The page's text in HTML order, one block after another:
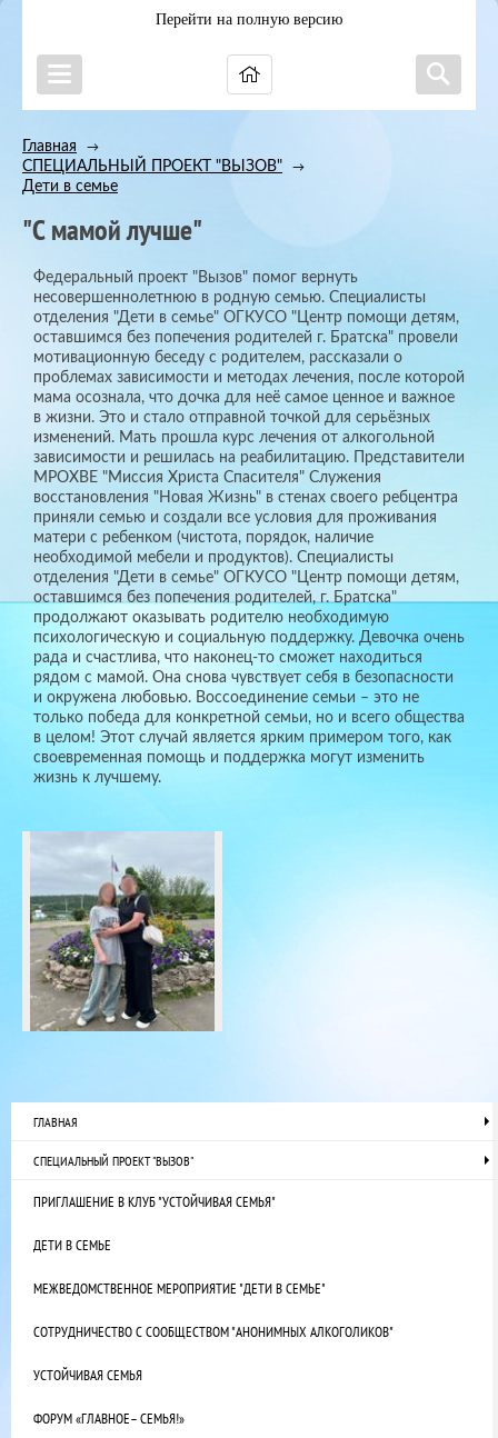
Перейти на полную версию
Главная →
СПЕЦИАЛЬНЫЙ ПРОЕКТ "ВЫЗОВ" →
Дети в семье
"С мамой лучше"
Федеральный проект "Вызов" помог вернуть
несовершеннолетнюю в родную семью. Специалисты
отделения "Дети в семье" ОГКУСО "Центр помощи детям,
оставшимся без попечения родителей г. Братска" провели
мотивационную беседу с родителем, рассказали о
проблемах зависимости и методах лечения, после которой
мама осознала, что дочка для неё самое ценное и важное
в жизни. Это и стало отправной точкой для серьёзных
изменений. Мать прошла курс лечения от алкогольной
зависимости и решилась на реабилитацию. Представители
МРОХВЕ "Миссия Христа Спасителя" Служения
восстановления "Новая Жизнь" в стенах своего ребцентра
приняли семью и создали все условия для проживания
матери с ребенком (чистота, порядок, наличие
необходимой мебели и продуктов). Специалисты
отделения "Дети в семье" ОГКУСО "Центр помощи детям,
оставшимся без попечения родителей, г. Братска"
продолжают оказывать родителю необходимую
психологическую и социальную поддержку. Девочка очень
рада и счастлива, что наконец-то сможет находиться
рядом с мамой. Она снова чувствует себя в безопасности
и окружена любовью. Воссоединение семьи – это не
только победа для конкретной семьи, но и всего общества
в целом! Этот случай является ярким примером того, как
своевременная помощь и поддержка могут изменить
жизнь к лучшему.
ГЛАВНАЯ
СПЕЦИАЛЬНЫЙ ПРОЕКТ "ВЫЗОВ"
ПРИГЛАШЕНИЕ В КЛУБ "УСТОЙЧИВАЯ СЕМЬЯ"
ДЕТИ В СЕМЬЕ
МЕЖВЕДОМСТВЕННОЕ МЕРОПРИЯТИЕ "ДЕТИ В СЕМЬЕ"
СОТРУДНИЧЕСТВО С СООБЩЕСТВОМ "АНОНИМНЫХ АЛКОГОЛИКОВ"
УСТОЙЧИВАЯ СЕМЬЯ
ФОРУМ «ГЛАВНОЕ– СЕМЬЯ!»